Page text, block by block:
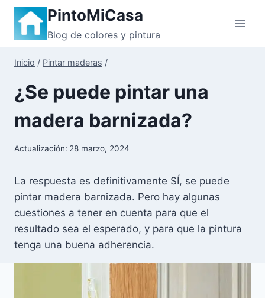
Saltar
contenido
PintoMiCasa
Blog de colores y pintura
Inicio / Pintar maderas /
¿Se puede pintar una
madera barnizada?
Actualización: 28 marzo, 2024
La respuesta es definitivamente SÍ, se puede
pintar madera barnizada. Pero hay algunas
cuestiones a tener en cuenta para que el
resultado sea el esperado, y para que la pintura
tenga una buena adherencia.